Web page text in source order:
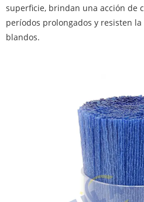
superficie, brindan una acción de
períodos prolongados y resisten
blandos.